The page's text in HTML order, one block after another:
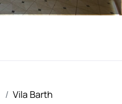
Vila Barth